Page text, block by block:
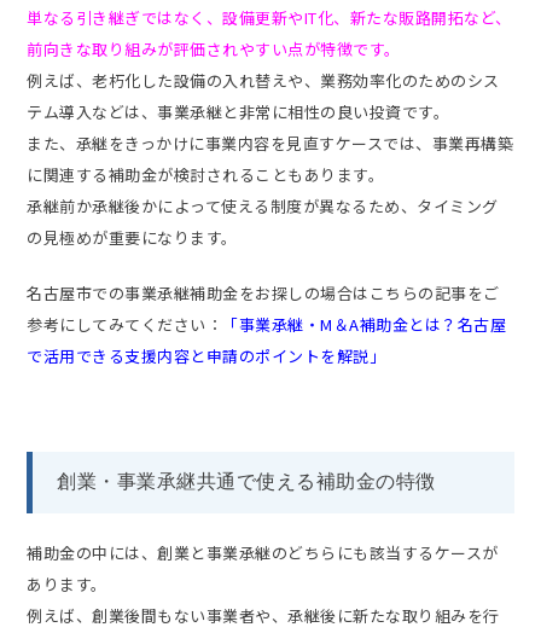
単なる引き継ぎではなく、設備更新やIT化、新たな販路開拓など、
前向きな取り組みが評価されやすい点が特徴です。
例えば、老朽化した設備の入れ替えや、業務効率化のためのシス
テム導入などは、事業承継と非常に相性の良い投資です。
また、承継をきっかけに事業内容を見直すケースでは、事業再構築
に関連する補助金が検討されることもあります。
承継前か承継後かによって使える制度が異なるため、タイミング
の見極めが重要になります。
名古屋市での事業承継補助金をお探しの場合はこちらの記事をご
参考にしてみてください：
「事業承継・M＆A補助金とは？名古屋
で活用できる支援内容と申請のポイントを解説」
創業・事業承継共通で使える補助金の特徴
補助金の中には、創業と事業承継のどちらにも該当するケースが
あります。
例えば、創業後間もない事業者や、承継後に新たな取り組みを行